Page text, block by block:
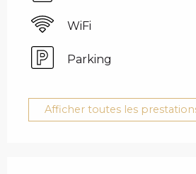
WiFi
Parking
Afficher toutes les